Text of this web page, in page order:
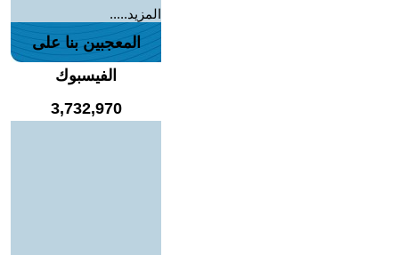
المزيد.....
المعجبين بنا على
الفيسبوك
3,732,970